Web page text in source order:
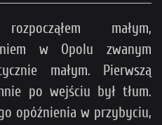
małym,
w Opolu zwanym
małym. Pierwszą
po wejściu był tłum.
opóźnienia w przybyciu,